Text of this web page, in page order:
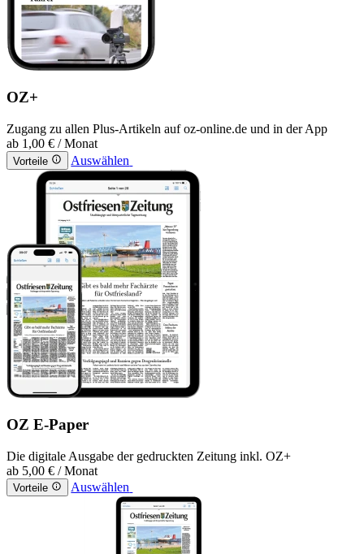
OZ+
Zugang zu allen Plus-Artikeln auf oz-online.de und in der App
ab 1,00 € / Monat
Vorteile Auswählen
OZ E-Paper
Die digitale Ausgabe der gedruckten Zeitung inkl. OZ+
ab 5,00 € / Monat
Vorteile Auswählen